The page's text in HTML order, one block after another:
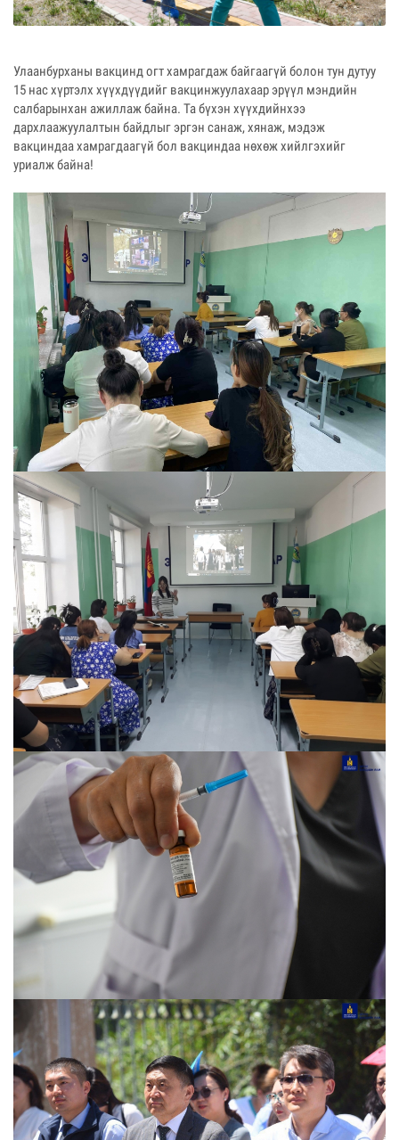
Улаанбурханы вакцинд огт хамрагдаж байгаагүй болон тун дутуу
15 нас хүртэлх хүүхдүүдийг вакцинжуулахаар эрүүл мэндийн
салбарынхан ажиллаж байна. Та бүхэн хүүхдийнхээ
дархлаажуулалтын байдлыг эргэн санаж, хянаж, мэдэж
вакциндаа хамрагдаагүй бол вакциндаа нөхөж хийлгэхийг
уриалж байна!